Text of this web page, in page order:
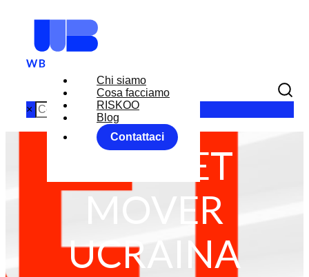
Chi siamo
Cosa facciamo
RISKOO
Blog
Contattaci
×
MARKET
MOVER
UCRAINA